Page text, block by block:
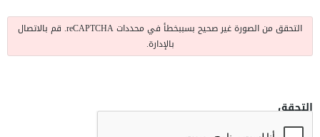
التحقق من الصورة غير صحيح بسببخطأ في محددات reCAPTCHA. قم بالاتصال
بالإدارة.
التحقق